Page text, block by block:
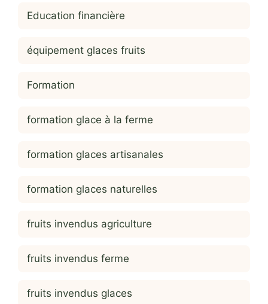
Education financière
équipement glaces fruits
Formation
formation glace à la ferme
formation glaces artisanales
formation glaces naturelles
fruits invendus agriculture
fruits invendus ferme
fruits invendus glaces